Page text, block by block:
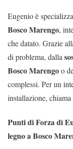
Eugenio è
Bosco Marengo,
che datato. Grazie
di problema, dalla
Bosco Marengoo
complessi. Per un
installazione,
Punti di Forza di
legno a Bosco